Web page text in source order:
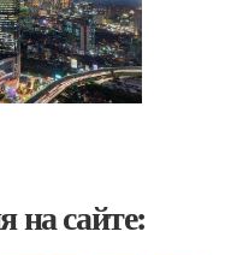
на сайте: